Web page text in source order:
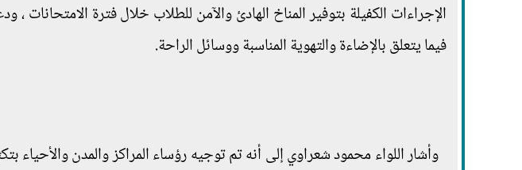
الإجراءات الكفيلة بتوفير المناخ الهادئ والآمن للطلاب خلال فترة الامتحانات ،
فيما يتعلق بالإضاءة والتهوية المناسبة ووسائل الراحة.
وأشار اللواء محمود شعراوي إلى أنه تم توجيه رؤساء المراكز والمدن والأحياء